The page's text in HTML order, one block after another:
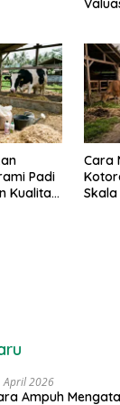
Padi
Kualitas
Cara
April 2026
Ampuh